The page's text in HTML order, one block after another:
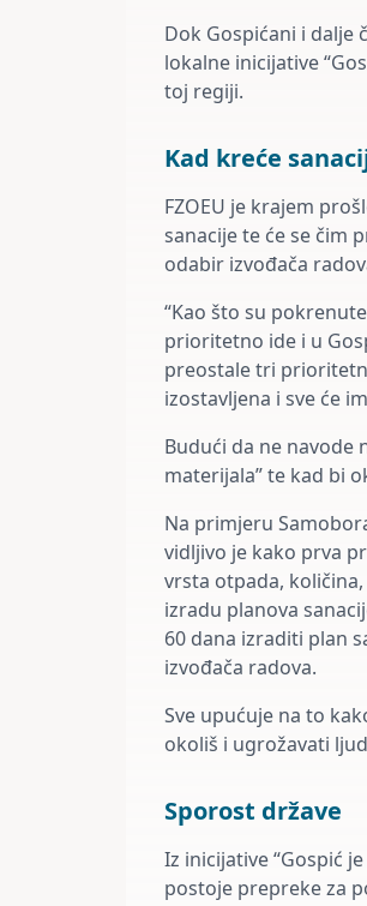
Dok Gospićani i
lokalne inicijative
toj regiji.
Kad kreće
FZOEU je krajem
sanacije te će se čim
odabir izvođača
“Kao što su
prioritetno ide i u
preostale tri
izostavljena i sve će
Budući da ne navode
materijala” te kad bi
Na primjeru
vidljivo je kako prva
vrsta otpada,
izradu planova
60 dana izraditi plan
izvođača radova.
Sve upućuje na to
okoliš i ugrožavati
Sporost države
Iz inicijative “Gospić
postoje prepreke za